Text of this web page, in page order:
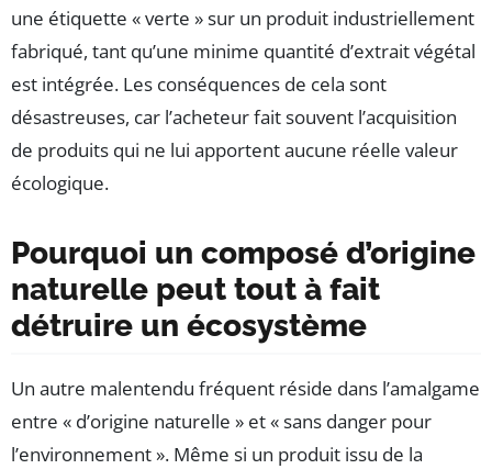
une étiquette « verte » sur un produit industriellement
fabriqué, tant qu’une minime quantité d’extrait végétal
est intégrée. Les conséquences de cela sont
désastreuses, car l’acheteur fait souvent l’acquisition
de produits qui ne lui apportent aucune réelle valeur
écologique.
Pourquoi un composé d’origine
naturelle peut tout à fait
détruire un écosystème
Un autre malentendu fréquent réside dans l’amalgame
entre « d’origine naturelle » et « sans danger pour
l’environnement ». Même si un produit issu de la